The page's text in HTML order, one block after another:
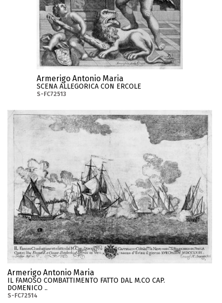
Armerigo Antonio Maria
SCENA ALLEGORICA CON ERCOLE
S-FC72513
Armerigo Antonio Maria
IL FAMOSO COMBATTIMENTO FATTO DAL M.CO CAP.
DOMENICO ..
S-FC72514